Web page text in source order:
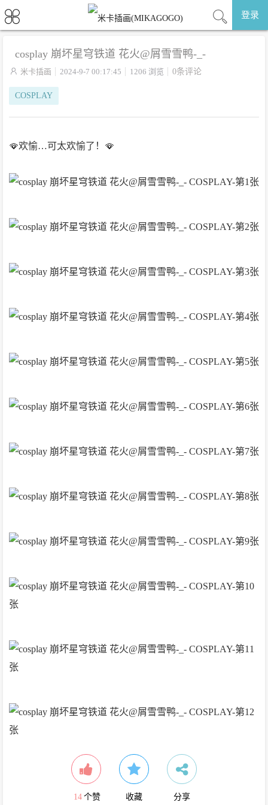
登录
cosplay 崩坏星穹铁道 花火@屑雪雪鸭-_-
 米卡插画 2024-9-7 00:17:45 1206 浏览 0条评论
COSPLAY
🪭欢愉…可太欢愉了！🪭
14 个赞 收藏 分享